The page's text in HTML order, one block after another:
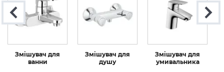
Змішувач для
ванни
Змішувач для
душу
Змішувач для
умивальника